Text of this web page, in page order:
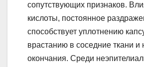
сопутствующих признаков.
кислоты, постоянное
способствует уплотнению
врастанию в соседние ткани
окончания. Среди